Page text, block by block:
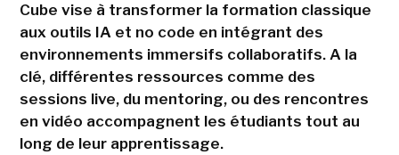
Cube vise à transformer la formation classique
aux outils IA et no code en intégrant des
environnements immersifs collaboratifs. A la
clé, différentes ressources comme des
sessions live, du mentoring, ou des rencontres
en vidéo accompagnent les étudiants tout au
long de leur apprentissage.